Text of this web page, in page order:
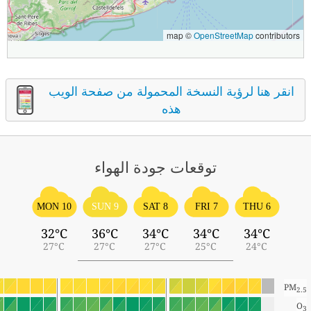
map ©OpenStreetMapcontributors
انقر هنا لرؤية النسخة المحمولة من صفحة الويب
هذه
توقعات جودة الهواء
THU 6
34°C
24°C
FRI 7
34°C
25°C
SAT 8
34°C
27°C
SUN 9
36°C
27°C
MON 10
32°C
27°C
PM2.5
O